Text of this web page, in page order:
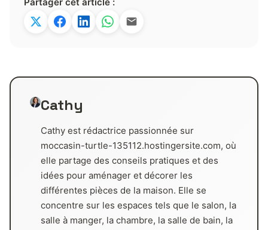
Cathy
Cathy est rédactrice passionnée sur
moccasin-turtle-135112.hostingersite.com, où
elle partage des conseils pratiques et des
idées pour aménager et décorer les
différentes pièces de la maison. Elle se
concentre sur les espaces tels que le salon, la
salle à manger, la chambre, la salle de bain, la